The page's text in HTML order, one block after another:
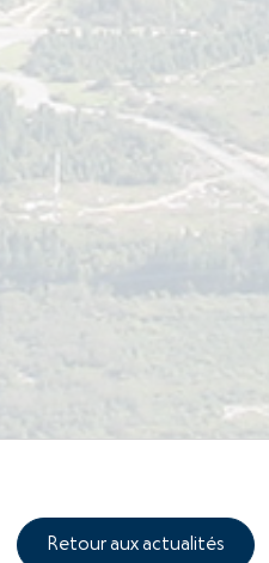
Retour aux actualités